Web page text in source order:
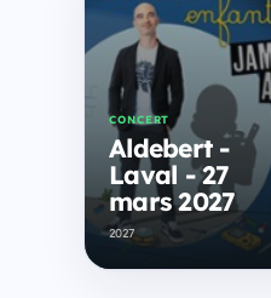
CONCERT
Aldebert -
Laval - 27
mars 2027
2027